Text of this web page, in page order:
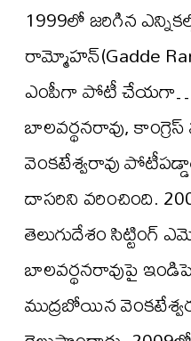
1999లో జరిగిన
రామ్మోహన్(Gadde
ఎంపీగా పోటీ
బాలవర్థనరావు,
వెంకటేశ్వరావు
దాసరిని వరించింది.
తెలుగుదేశం సిట్టింగ్
బాలవర్థనరావుపై
ముద్రబోయిన